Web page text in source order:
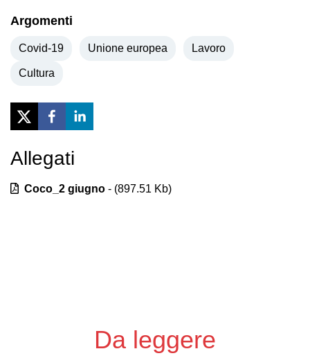
Argomenti
Covid-19 Unione europea Lavoro
Cultura
Previous
Allegati
Coco_2 giugno - (897.51 Kb)
Da leggere